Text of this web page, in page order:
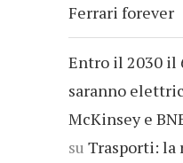
Ferrari forever
Entro il 2030 il
saranno
McKinsey e
su Trasporti: la